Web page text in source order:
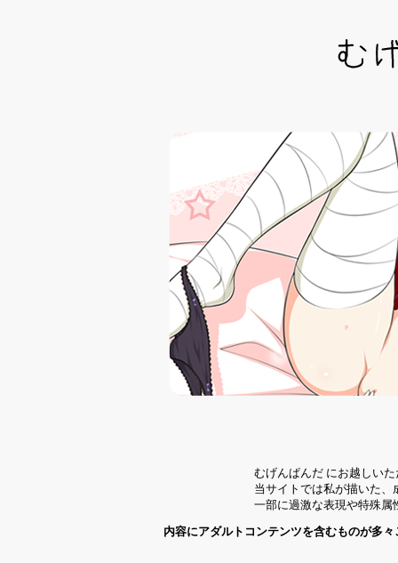
むげんぱんだ にお越しい
当サイトでは私が描いた、
一部に過激な表現や特殊属
内容にアダルトコンテンツを含むものが多